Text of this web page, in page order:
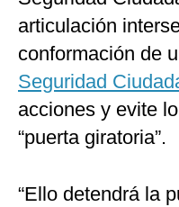
articulación
conformación de
Seguridad
acciones y evite
“puerta giratoria”.
“Ello detendrá la